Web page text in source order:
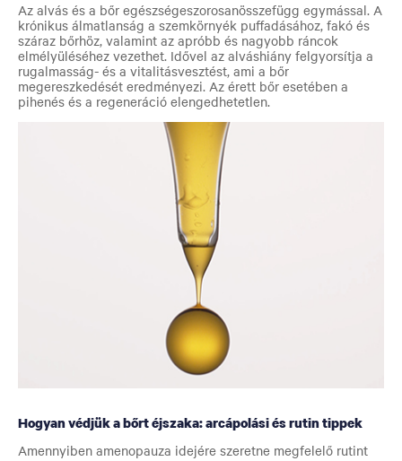
Az alvás és a bőr egészségeszorosanösszefügg egymással. A
krónikus álmatlanság a szemkörnyék puffadásához, fakó és
száraz bőrhöz, valamint az apróbb és nagyobb ráncok
elmélyüléséhez vezethet. Idővel az alváshiány felgyorsítja a
rugalmasság- és a vitalitásvesztést, ami a bőr
megereszkedését eredményezi. Az érett bőr esetében a
pihenés és a regeneráció elengedhetetlen.
Hogyan védjük a bőrt éjszaka: arcápolási és rutin tippek
Amennyiben amenopauza idejére szeretne megfelelő rutint